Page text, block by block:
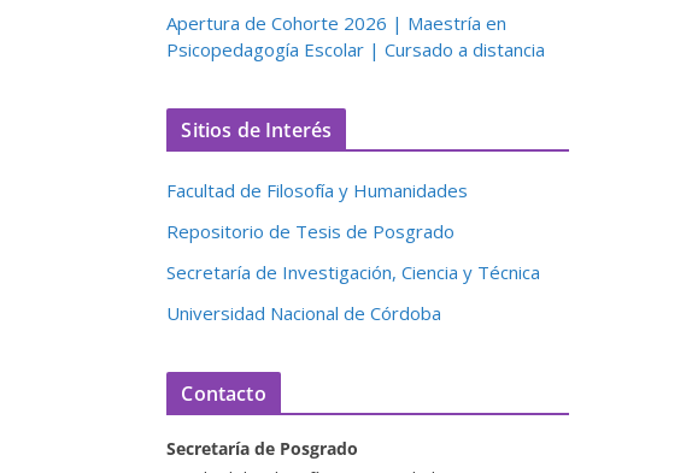
Apertura de Cohorte 2026 | Maestría en
Psicopedagogía Escolar | Cursado a distancia
Sitios de Interés
Facultad de Filosofía y Humanidades
Repositorio de Tesis de Posgrado
Secretaría de Investigación, Ciencia y Técnica
Universidad Nacional de Córdoba
Contacto
Secretaría de Posgrado